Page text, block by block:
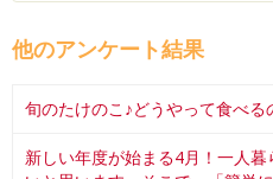
他のアンケート結果
旬のたけのこ♪どうやって食べる
新しい年度が始まる4月！一人